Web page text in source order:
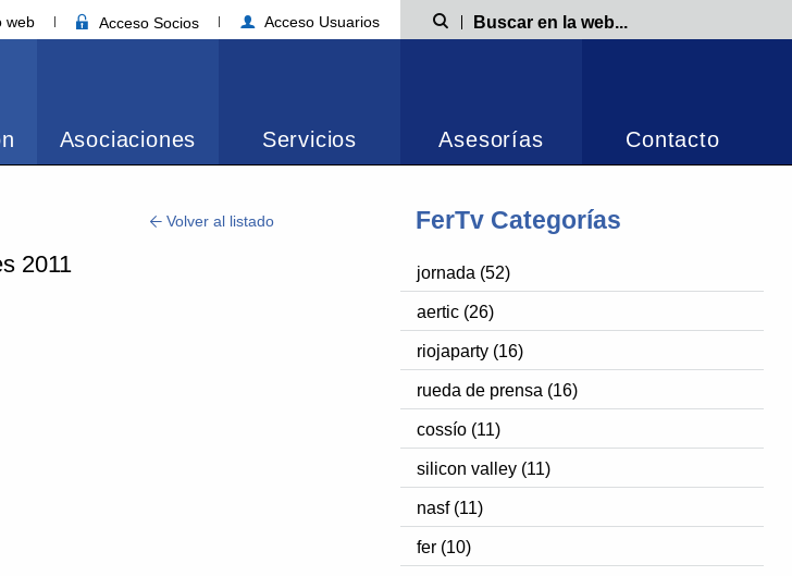
web Acceso Socios Acceso Usuarios Búsqueda
Asociaciones Servicios Asesorías Contacto
FerTv Categorías
jornada (52)
aertic (26)
riojaparty (16)
rueda de prensa (16)
cossío (11)
silicon valley (11)
nasf (11)
fer (10)
Volver al listado
2011